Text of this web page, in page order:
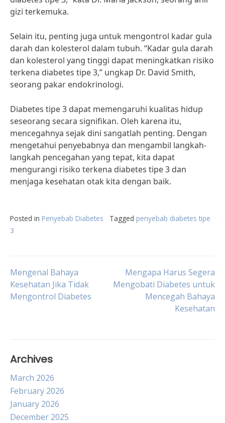
gizi terkemuka.
Selain itu, penting juga untuk mengontrol kadar gula
darah dan kolesterol dalam tubuh. “Kadar gula darah
dan kolesterol yang tinggi dapat meningkatkan risiko
terkena diabetes tipe 3,” ungkap Dr. David Smith,
seorang pakar endokrinologi.
Diabetes tipe 3 dapat memengaruhi kualitas hidup
seseorang secara signifikan. Oleh karena itu,
mencegahnya sejak dini sangatlah penting. Dengan
mengetahui penyebabnya dan mengambil langkah-
langkah pencegahan yang tepat, kita dapat
mengurangi risiko terkena diabetes tipe 3 dan
menjaga kesehatan otak kita dengan baik.
Posted in Penyebab Diabetes Tagged penyebab diabetes tipe
3
Post
navigation
Mengenal Bahaya
Kesehatan Jika Tidak
Mengontrol Diabetes
Mengapa Harus Segera
Mengobati Diabetes untuk
Mencegah Bahaya
Kesehatan
Archives
March 2026
February 2026
January 2026
December 2025